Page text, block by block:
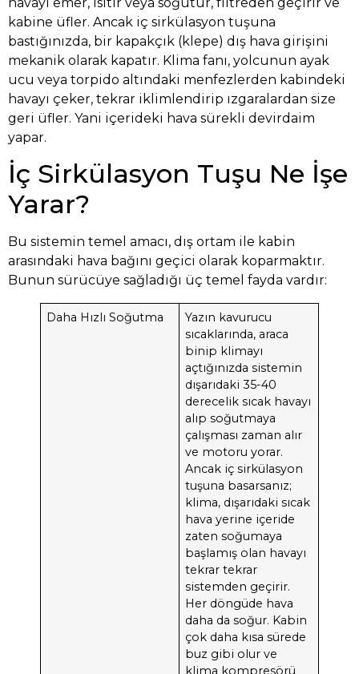
kabine üfler. Ancak iç sirkülasyon tuşuna
bastığınızda, bir kapakçık (klepe) dış hava girişini
mekanik olarak kapatır. Klima fanı, yolcunun ayak
ucu veya torpido altındaki menfezlerden kabindeki
havayı çeker, tekrar iklimlendirip ızgaralardan size
geri üfler. Yani içerideki hava sürekli devirdaim
yapar.
İç Sirkülasyon Tuşu Ne İşe
Yarar?
Bu sistemin temel amacı, dış ortam ile kabin
arasındaki hava bağını geçici olarak koparmaktır.
Bunun sürücüye sağladığı üç temel fayda vardır:
Daha Hızlı Soğutma
Yazın kavurucu
sıcaklarında, araca
binip klimayı
açtığınızda sistemin
dışarıdaki 35-40
derecelik sıcak havayı
alıp soğutmaya
çalışması zaman alır
ve motoru yorar.
Ancak iç sirkülasyon
tuşuna basarsanız;
klima, dışarıdaki sıcak
hava yerine içeride
zaten soğumaya
başlamış olan havayı
tekrar tekrar
sistemden geçirir.
Her döngüde hava
daha da soğur. Kabin
çok daha kısa sürede
buz gibi olur ve